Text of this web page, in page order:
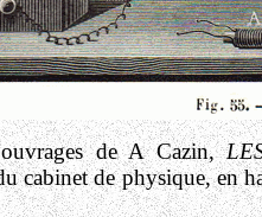
de A Cazin,
cabinet de physique, en